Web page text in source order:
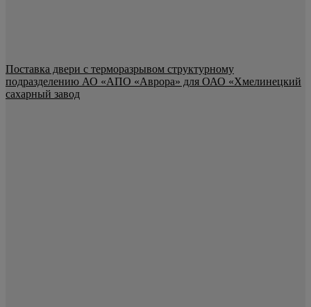
Поставка двери с терморазрывом структурному
подразделению АО «АПО «Аврора» для ОАО «Хмелинецкий
сахарный завод